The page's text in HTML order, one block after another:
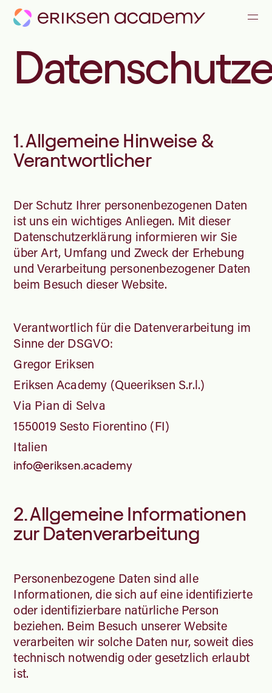
FÜHRUNG & ZUSAMMENARBEIT
JOURNAL
1. Allgemeine Hinweise &
Verantwortlicher
Der Schutz Ihrer personenbezogenen Daten
ist uns ein wichtiges Anliegen. Mit dieser
Datenschutzerklärung informieren wir Sie
über Art, Umfang und Zweck der Erhebung
und Verarbeitung personenbezogener Daten
beim Besuch dieser Website.
Verantwortlich für die Datenverarbeitung im
Sinne der DSGVO:
Gregor Eriksen
Eriksen Academy (Queeriksen S.r.l.)
Via Pian di Selva
1550019 Sesto Fiorentino (FI)
Italien
info@eriksen.academy
2. Allgemeine Informationen
zur Datenverarbeitung
Personenbezogene Daten sind alle
Informationen, die sich auf eine identifizierte
oder identifizierbare natürliche Person
beziehen. Beim Besuch unserer Website
verarbeiten wir solche Daten nur, soweit dies
technisch notwendig oder gesetzlich erlaubt
ist.